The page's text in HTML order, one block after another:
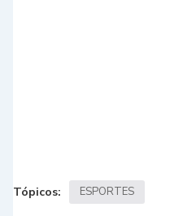
Tópicos: ESPORTES